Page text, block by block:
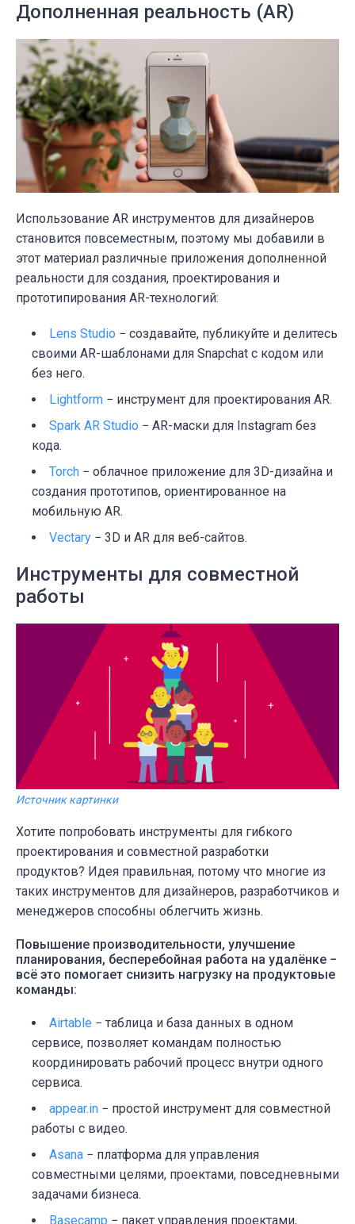
Дополненная реальность (AR)
Использование AR инструментов для дизайнеров
становится повсеместным, поэтому мы добавили в
этот материал различные приложения дополненной
реальности для создания, проектирования и
прототипирования AR-технологий:
Lens Studio − создавайте, публикуйте и делитесь
своими AR-шаблонами для Snapchat с кодом или
без него.
Lightform − инструмент для проектирования AR.
Spark AR Studio − AR-маски для Instagram без
кода.
Torch − облачное приложение для 3D-дизайна и
создания прототипов, ориентированное на
мобильную AR.
Vectary − 3D и AR для веб-сайтов.
Инструменты для совместной
работы
Источник картинки
Хотите попробовать инструменты для гибкого
проектирования и совместной разработки
продуктов? Идея правильная, потому что многие из
таких инструментов для дизайнеров, разработчиков и
менеджеров способны облегчить жизнь.
Повышение производительности, улучшение
планирования, бесперебойная работа на удалёнке −
всё это помогает снизить нагрузку на продуктовые
команды:
Airtable − таблица и база данных в одном
сервисе, позволяет командам полностью
координировать рабочий процесс внутри одного
сервиса.
appear.in − простой инструмент для совместной
работы с видео.
Asana − платформа для управления
совместными целями, проектами, повседневными
задачами бизнеса.
Basecamp − пакет управления проектами,